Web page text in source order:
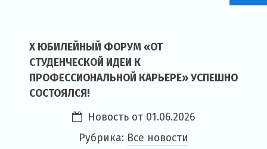
X ЮБИЛЕЙНЫЙ ФОРУМ «ОТ
СТУДЕНЧЕСКОЙ ИДЕИ К
ПРОФЕССИОНАЛЬНОЙ КАРЬЕРЕ» УСПЕШНО
СОСТОЯЛСЯ!
Новость от 01.06.2026
Рубрика: Все новости